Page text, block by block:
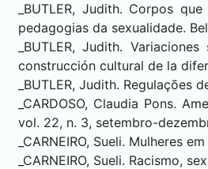
_BUTLER, Judith. Corpos
pedagogias da sexualidade.
_BUTLER, Judith.
construcción cultural de la
_BUTLER, Judith. Regulações
_CARDOSO, Claudia Pons.
vol. 22, n. 3, setembro-
_CARNEIRO, Sueli. Mulheres
_CARNEIRO, Sueli. Racismo,